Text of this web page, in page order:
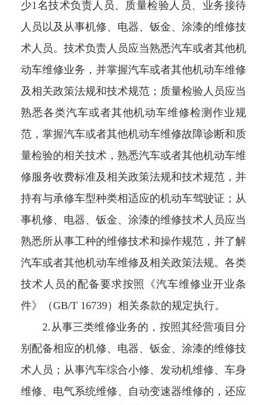
少1名技术负责人员、质量检验人员、业务接待
人员以及从事机修、电器、钣金、涂漆的维修技
术人员。技术负责人员应当熟悉汽车或者其他机
动车维修业务，并掌握汽车或者其他机动车维修
及相关政策法规和技术规范；质量检验人员应当
熟悉各类汽车或者其他机动车维修检测作业规
范，掌握汽车或者其他机动车维修故障诊断和质
量检验的相关技术，熟悉汽车或者其他机动车维
修服务收费标准及相关政策法规和技术规范，并
持有与承修车型种类相适应的机动车驾驶证；从
事机修、电器、钣金、涂漆的维修技术人员应当
熟悉所从事工种的维修技术和操作规范，并了解
汽车或者其他机动车维修及相关政策法规。各类
技术人员的配备要求按照《汽车维修业开业条
件》（GB/T 16739）相关条款的规定执行。
2.从事三类维修业务的，按照其经营项目分
别配备相应的机修、电器、钣金、涂漆的维修技
术人员；从事汽车综合小修、发动机维修、车身
维修、电气系统维修、自动变速器维修的，还应